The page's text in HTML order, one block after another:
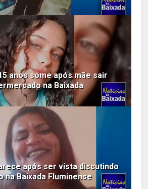
anos some após mãe sair
na Baixada
após ser vista discutindo
na Baixada Fluminense